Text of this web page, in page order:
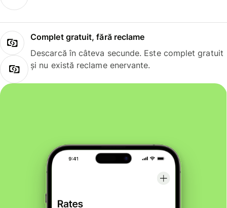
Complet gratuit, fără reclame
Descarcă în câteva secunde. Este complet gratuit
și nu există reclame enervante.